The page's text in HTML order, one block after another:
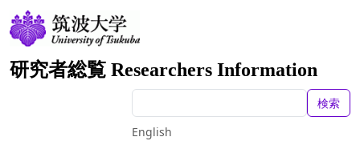
研究者総覧 Researchers Information
検索
English